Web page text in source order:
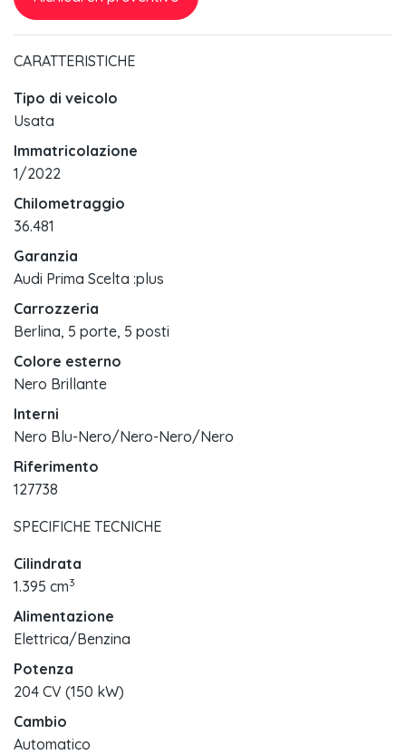
CARATTERISTICHE
Tipo di veicolo
Usata
Immatricolazione
1/2022
Chilometraggio
36.481
Garanzia
Audi Prima Scelta :plus
Carrozzeria
Berlina, 5 porte, 5 posti
Colore esterno
Nero Brillante
Interni
Nero Blu-Nero/Nero-Nero/Nero
Riferimento
127738
SPECIFICHE TECNICHE
Cilindrata
1.395 cm3
Alimentazione
Elettrica/Benzina
Potenza
204 CV (150 kW)
Cambio
Automatico